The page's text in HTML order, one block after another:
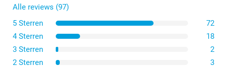
Alle reviews (97)
5 Sterren
72
4 Sterren
18
3 Sterren
2
2 Sterren
3